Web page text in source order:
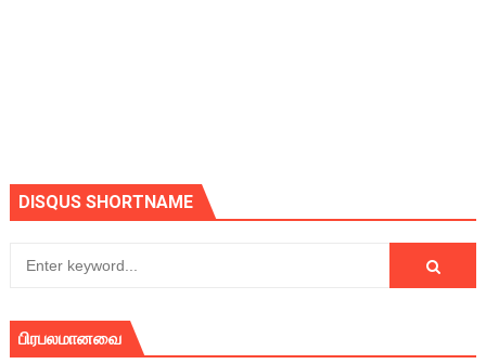
DISQUS SHORTNAME
பிரபலமானவை